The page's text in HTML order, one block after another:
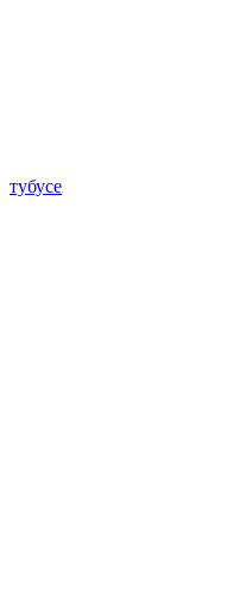
тубусе